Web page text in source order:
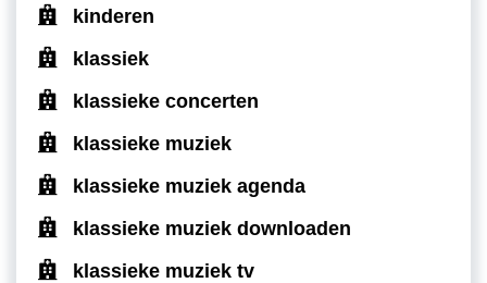
kinderen
klassiek
klassieke concerten
klassieke muziek
klassieke muziek agenda
klassieke muziek downloaden
klassieke muziek tv